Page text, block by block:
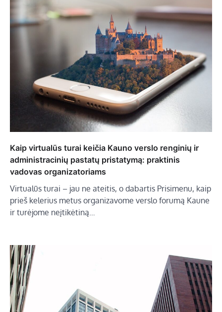
Kaip virtualūs turai keičia Kauno verslo renginių ir
administracinių pastatų pristatymą: praktinis
vadovas organizatoriams
Virtualūs turai – jau ne ateitis, o dabartis Prisimenu, kaip
prieš kelerius metus organizavome verslo forumą Kaune
ir turėjome neįtikėtiną…